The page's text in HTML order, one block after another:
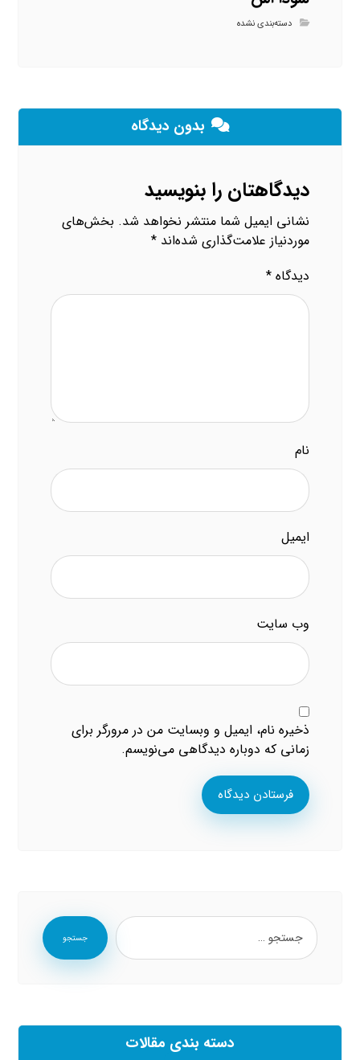
دسته‌بندی نشده
بدون دیدگاه
دیدگاهتان را بنویسید
نشانی ایمیل شما منتشر نخواهد شد. بخش‌های
موردنیاز علامت‌گذاری شده‌اند*
دیدگاه*
نام
ایمیل
وب‌ سایت
ذخیره نام، ایمیل و وبسایت من در مرورگر برای
زمانی که دوباره دیدگاهی می‌نویسم.
فرستادن دیدگاه
جستجو
دسته بندی مقالات